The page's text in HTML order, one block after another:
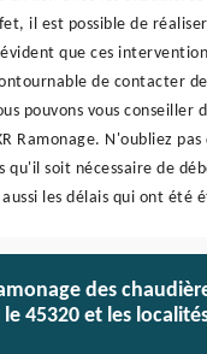
il est possible de
que ces
de contacter
pouvons vous conseiller
Ramonage. N'oubliez
qu'il soit nécessaire de
les délais qui ont été
des
45320 et les